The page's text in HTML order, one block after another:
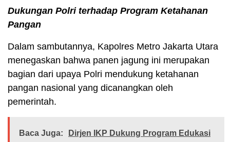
Dukungan Polri terhadap Program Ketahanan
Pangan
Dalam sambutannya, Kapolres Metro Jakarta Utara
menegaskan bahwa panen jagung ini merupakan
bagian dari upaya Polri mendukung ketahanan
pangan nasional yang dicanangkan oleh
pemerintah.
Baca Juga:
Dirjen IKP Dukung Program Edukasi